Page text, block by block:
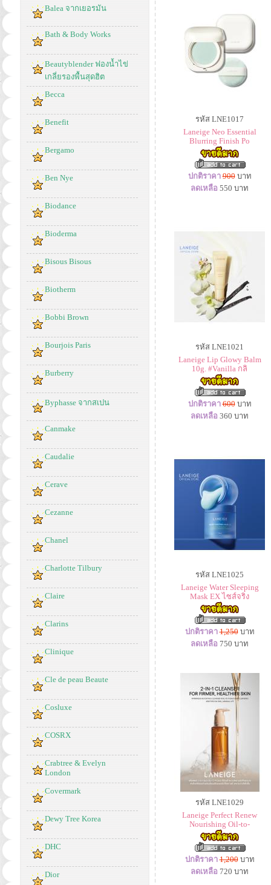
Balea จากเยอรมัน
Bath & Body Works
Beautyblender ฟองน้ำไข่
เกลี่ยรองพื้นสุดฮิต
Becca
Benefit
Bergamo
Ben Nye
Biodance
Bioderma
Bisous Bisous
Biotherm
Bobbi Brown
Bourjois Paris
Burberry
Byphasse จากสเปน
Canmake
Caudalie
Cerave
Cezanne
Chanel
Charlotte Tilbury
Claire
Clarins
Clinique
Cle de peau Beaute
Cosluxe
COSRX
Crabtree & Evelyn
London
Covermark
Dewy Tree Korea
DHC
Dior
รหัส LNE1017
Laneige Neo Essential
Blurring Finish Po
ปกติราคา 900บาท
ลดเหลือ 550 บาท
รหัส LNE1021
Laneige Lip Glowy Balm
10g. #Vanilla กลิ
ปกติราคา 600บาท
ลดเหลือ 360 บาท
รหัส LNE1025
Laneige Water Sleeping
Mask EX ไซส์จริง
ปกติราคา 1,250บาท
ลดเหลือ 750 บาท
รหัส LNE1029
Laneige Perfect Renew
Nourishing Oil-to-
ปกติราคา 1,200บาท
ลดเหลือ 720 บาท